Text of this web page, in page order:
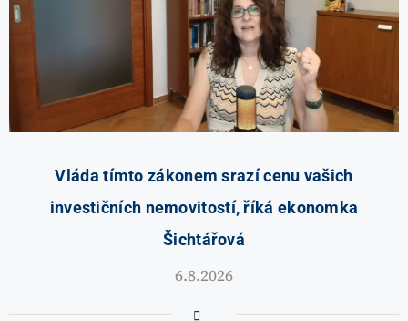
Vláda tímto zákonem srazí cenu vašich
investičních nemovitostí, říká ekonomka
Šichtářová
6.8.2026